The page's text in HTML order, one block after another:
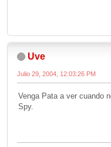
Uve
Julio 29, 2004, 12:03:26 PM
Venga Pata a ver cuando
Spy.